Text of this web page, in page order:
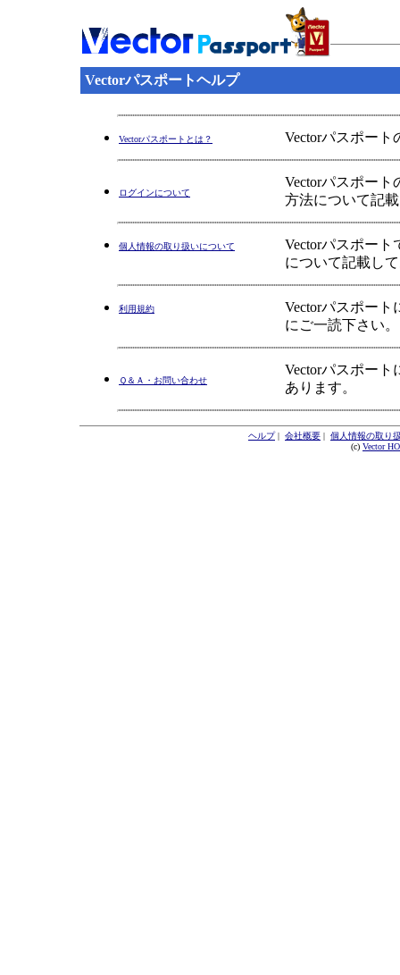
Vectorパスポートヘルプ
Vectorパスポートとは？ Vectorパスポー
ログインについて
Vectorパスポー
方法について記
個人情報の取り扱いについて
Vectorパスポー
について記載し
利用規約
Vectorパスポー
にご一読下さい。
Ｑ＆Ａ・お問い合わせ
Vectorパスポー
あります。
ヘルプ| 会社概要 | 個人情報の取り
(c) Vector